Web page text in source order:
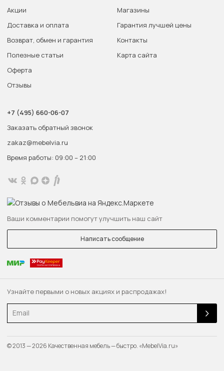
Узнайте первыми о новых акциях и распродажах!
Email
Акции
Доставка и оплата
Возврат, обмен и гарантия
Полезные статьи
Оферта
Отзывы
Магазины
Гарантия лучшей цены
Контакты
Карта сайта
+7 (495) 660-06-07
Заказать обратный звонок
zakaz@mebelvia.ru
Время работы: 09:00 – 21:00
Ваши комментарии помогут улучшить наш сайт
Написать сообщение
© 2013 — 2026 Качественная мебель — быстро. «MebelVia.ru»